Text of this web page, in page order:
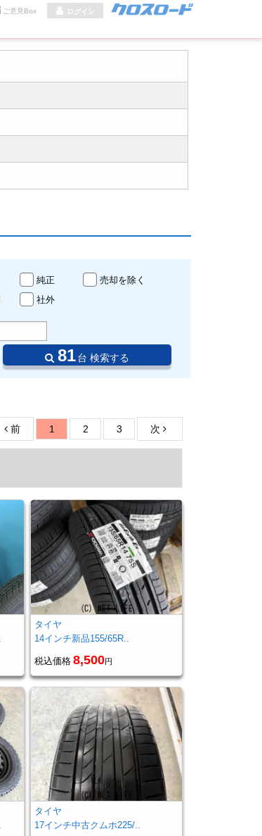
ログイン
ご意見Box
純正
売却を除く
社外
81台 検索する
前 1 2 3 次
タイヤ
14インチ新品155/65R..
税込価格 8,500円
タイヤ
17インチ中古クムホ225/..